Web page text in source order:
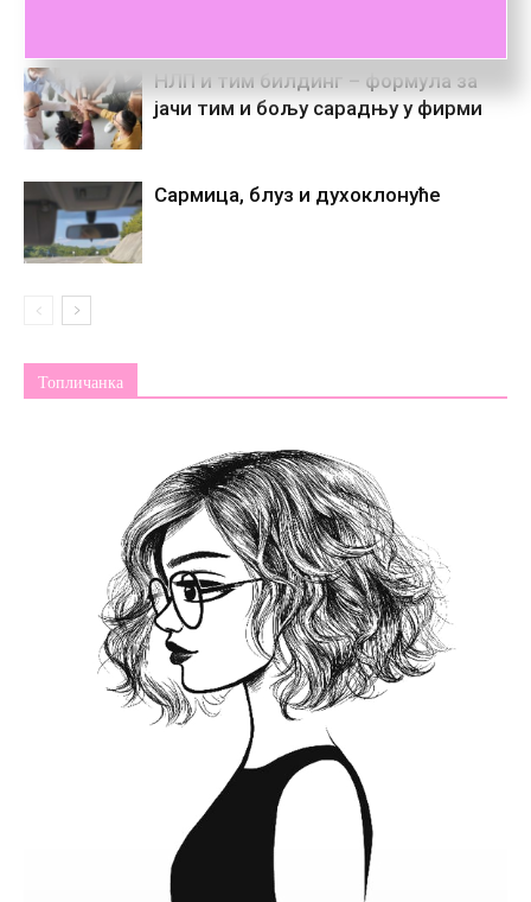
НЛП и тим билдинг – формула за
јачи тим и бољу сарадњу у фирми
Сармица, блуз и духоклонуће
Топличанка